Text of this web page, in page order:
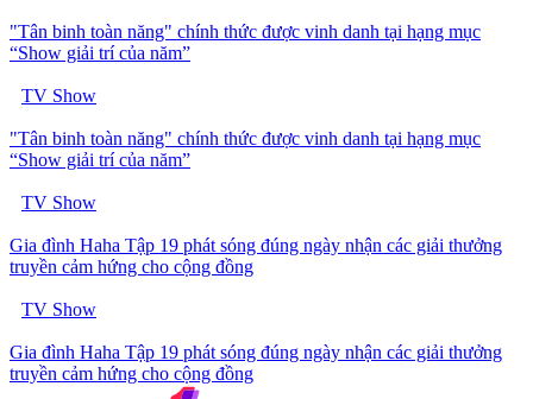
"Tân binh toàn năng" chính thức được vinh danh tại hạng mục
“Show giải trí của năm”
TV Show
"Tân binh toàn năng" chính thức được vinh danh tại hạng mục
“Show giải trí của năm”
TV Show
Gia đình Haha Tập 19 phát sóng đúng ngày nhận các giải thưởng
truyền cảm hứng cho cộng đồng
TV Show
Gia đình Haha Tập 19 phát sóng đúng ngày nhận các giải thưởng
truyền cảm hứng cho cộng đồng